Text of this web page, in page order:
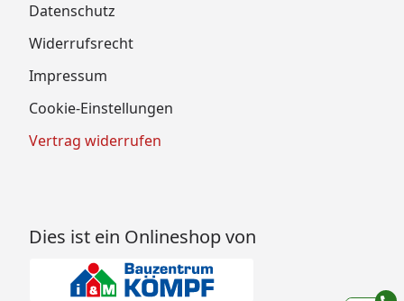
Datenschutz
Widerrufsrecht
Impressum
Cookie-Einstellungen
Vertrag widerrufen
Dies ist ein Onlineshop von